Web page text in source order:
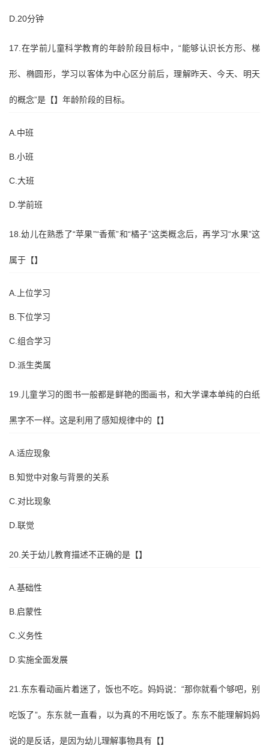
D.20分钟
17.在学前儿童科学教育的年龄阶段目标中，“能够认识长方形、梯
形、椭圆形，学习以客体为中心区分前后，理解昨天、今天、明天
的概念”是【】年龄阶段的目标。
A.中班
B.小班
C.大班
D.学前班
18.幼儿在熟悉了“苹果”“香蕉”和“橘子”这类概念后，再学习“水果”这
属于【】
A.上位学习
B.下位学习
C.组合学习
D.派生类属
19.儿童学习的图书一般都是鲜艳的图画书，和大学课本单纯的白纸
黑字不一样。这是利用了感知规律中的【】
A.适应现象
B.知觉中对象与背景的关系
C.对比现象
D.联觉
20.关于幼儿教育描述不正确的是【】
A.基础性
B.启蒙性
C.义务性
D.实施全面发展
21.东东看动画片着迷了，饭也不吃。妈妈说：“那你就看个够吧，别
吃饭了”。东东就一直看，以为真的不用吃饭了。东东不能理解妈妈
说的是反话，是因为幼儿理解事物具有【】